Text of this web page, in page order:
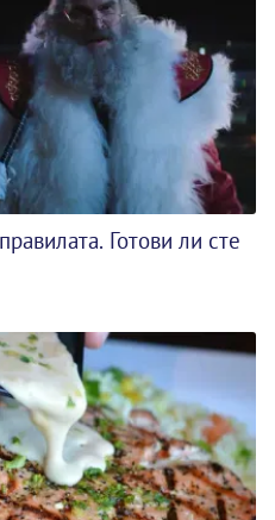
Готови ли сте